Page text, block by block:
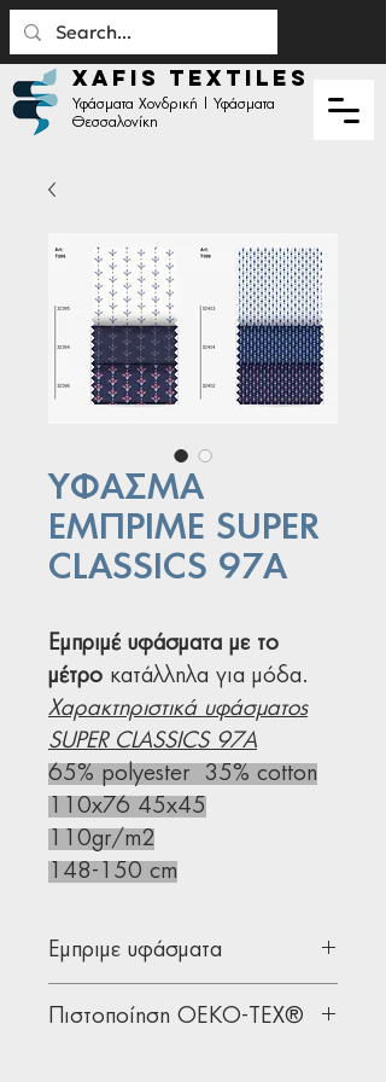
XAFIS TEXTILES
Υφάσματα Χονδρική | Υφάσματα
Θεσσαλονίκη
ΥΦΑΣΜΑ
ΕΜΠΡΙΜΕ SUPER
CLASSICS 97A
Εμπριμέ υφάσματα με το
μέτρο κατάλληλα για μόδα.
Χαρακτηριστικά υφάσματος
SUPER CLASSICS 97A
65% polyester 35% cotton
110x76 45x45
110gr/m2
148-150 cm
Εμπριμε υφάσματα
για ανδρική, γυναικεία & παιδική
Πιστοποίηση OEKO-TEX®